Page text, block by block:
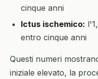
cinque anni
Ictus ischemico:
entro cinque anni
Questi numeri
iniziale elevato, la